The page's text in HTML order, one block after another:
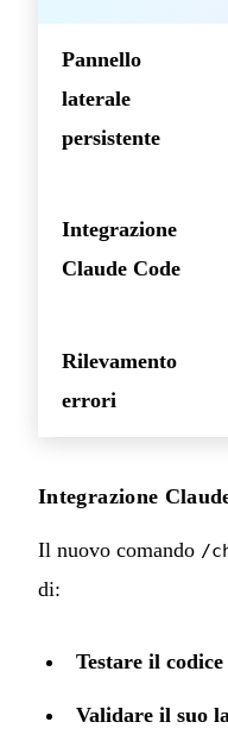
Pannello
laterale
persistente
Integrazione
Claude Code
Rilevamento
errori
Integrazione
Il nuovo comando /
di:
Testare il
Validare il suo